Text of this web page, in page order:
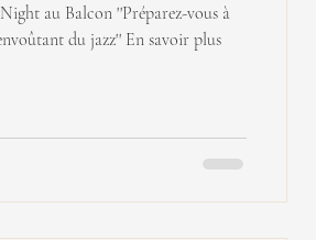
''Préparez-vous à
du jazz'' En savoir plus